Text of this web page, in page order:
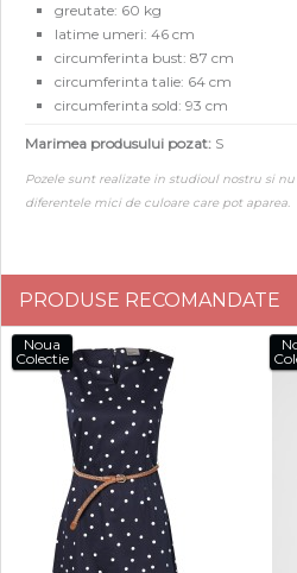
greutate: 60 kg
latime umeri: 46 cm
circumferinta bust: 87 cm
circumferinta talie: 64 cm
circumferinta sold: 93 cm
Marimea produsului pozat: S
Pozele sunt realizate in studioul nostru si
diferentele mici de culoare care pot aparea.
PRODUSE RECOMANDATE
Noua
Colectie